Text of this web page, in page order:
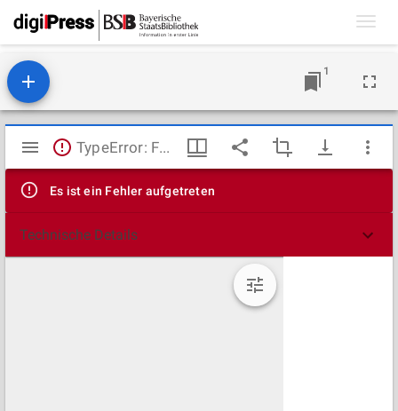
1
Mirador
Viewer
TypeError: Failed to fetch
Es ist ein Fehler aufgetreten
Technische Details